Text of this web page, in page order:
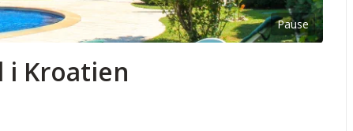
Pause
i Kroatien